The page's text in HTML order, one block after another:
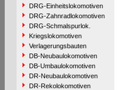
DRG-Einheitslokomotiven
DRG-Zahnradlokomotiven
DRG-Schmalspurlok.
Kriegslokomotiven
Verlagerungsbauten
DB-Neubaulokomotiven
DB-Umbaulokomotiven
DR-Neubaulokomotiven
DR-Rekolokomotiven